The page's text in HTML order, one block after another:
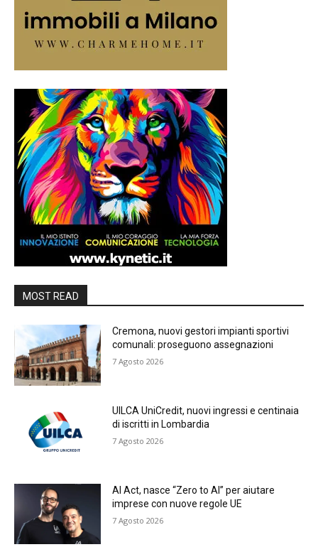
MOST READ
Cremona, nuovi gestori impianti sportivi
comunali: proseguono assegnazioni
7 Agosto 2026
UILCA UniCredit, nuovi ingressi e centinaia
di iscritti in Lombardia
7 Agosto 2026
AI Act, nasce “Zero to AI” per aiutare
imprese con nuove regole UE
7 Agosto 2026